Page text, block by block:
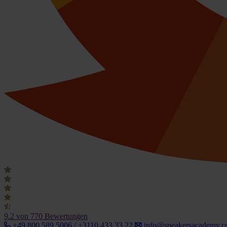
9.2 von 770 Bewertungen
+49 800 589 5006 / +3110 433 33 22